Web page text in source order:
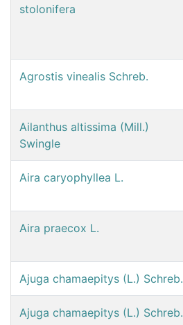
stolonifera
Agrostis vinealis Schreb.
Ailanthus altissima (Mill.)
Swingle
Aira caryophyllea L.
Aira praecox L.
Ajuga chamaepitys (L.) Schreb.
Ajuga chamaepitys (L.) Schreb.